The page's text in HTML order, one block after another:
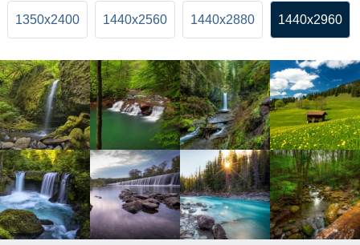
1350x2400 1440x2560 1440x2880 1440x2960